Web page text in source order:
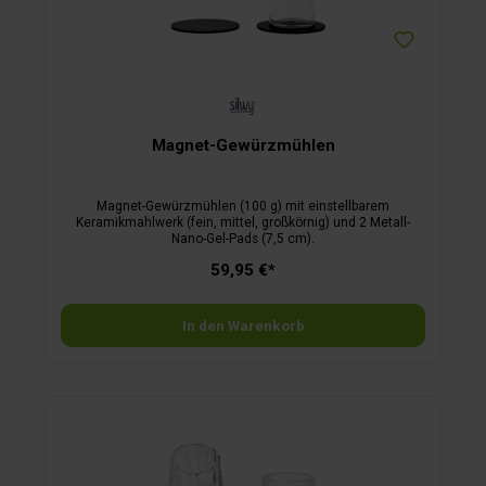
Magnet-Gewürzmühlen
Magnet-Gewürzmühlen (100 g) mit einstellbarem
Keramikmahlwerk (fein, mittel, großkörnig) und 2 Metall-
Nano-Gel-Pads (7,5 cm).
59,95 €*
In den Warenkorb